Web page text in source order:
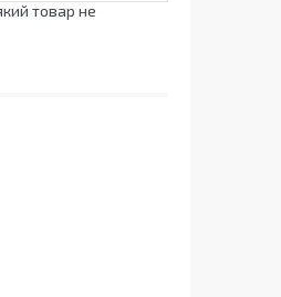
товар не